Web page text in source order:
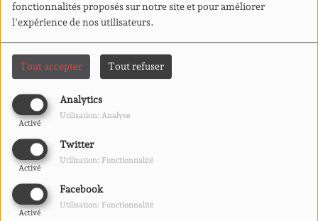
fonctionnalités proposés sur notre site et pour améliorer
l'expérience de nos utilisateurs.
Tout accepter Tout refuser
Analytics
Activé
Utilisation: Analyse
Twitter
Activé
Utilisation: Fonctionnalité
Facebook
Activé
Utilisation: Fonctionnalité